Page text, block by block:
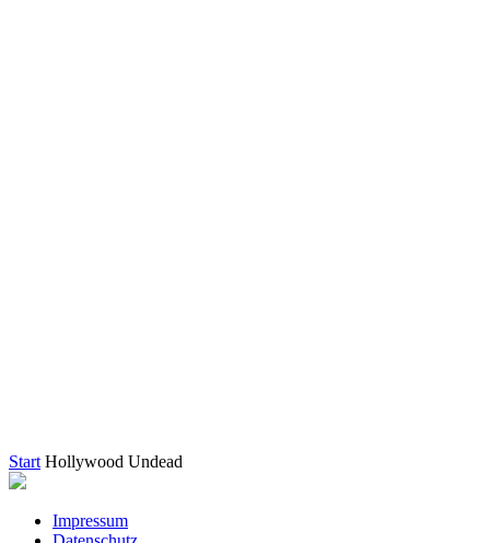
Start Hollywood Undead
Impressum